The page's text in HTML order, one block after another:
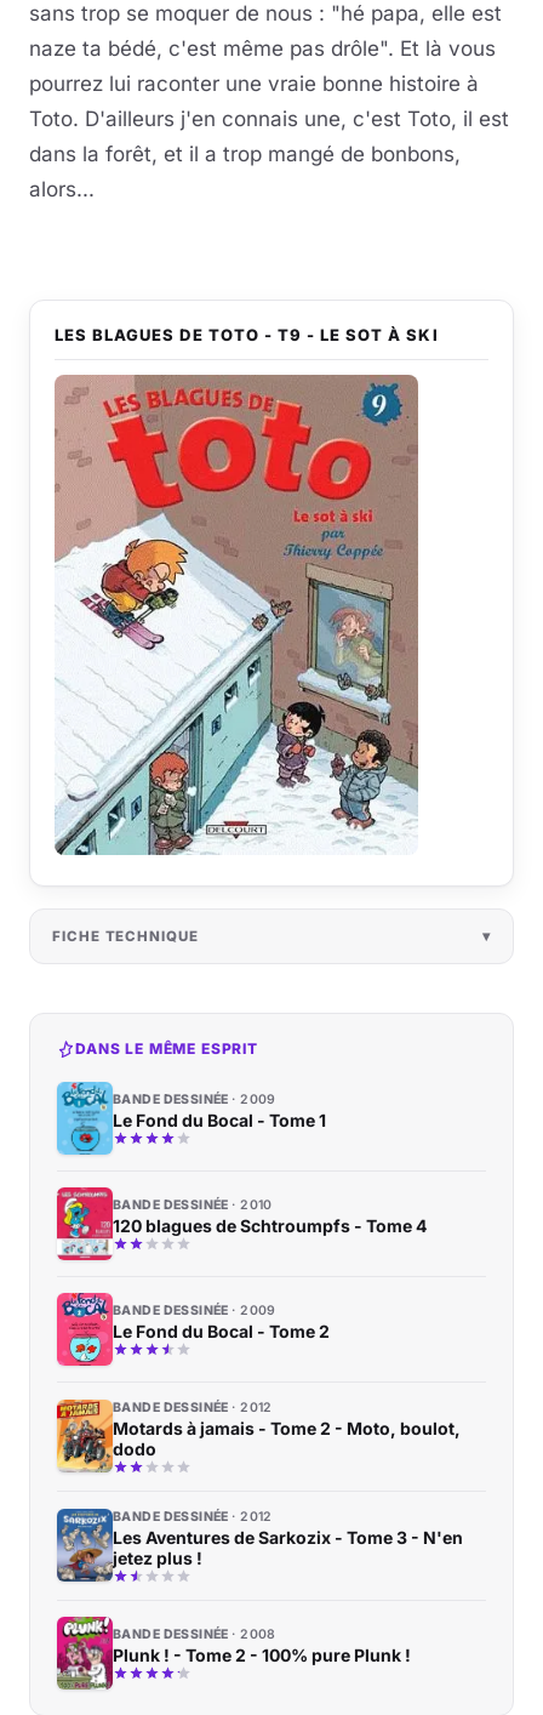
sans trop se moquer de nous : "hé papa, elle est
naze ta bédé, c'est même pas drôle". Et là vous
pourrez lui raconter une vraie bonne histoire à
Toto. D'ailleurs j'en connais une, c'est Toto, il est
dans la forêt, et il a trop mangé de bonbons,
alors...
LES BLAGUES DE TOTO - T9 - LE SOT À SKI
FICHE TECHNIQUE
DANS LE MÊME ESPRIT
BANDE DESSINÉE 2009
Le Fond du Bocal - Tome 1
BANDE DESSINÉE 2010
120 blagues de Schtroumpfs - Tome 4
BANDE DESSINÉE 2009
Le Fond du Bocal - Tome 2
BANDE DESSINÉE 2012
Motards à jamais - Tome 2 - Moto, boulot,
dodo
BANDE DESSINÉE 2012
Les Aventures de Sarkozix - Tome 3 - N'en
jetez plus !
BANDE DESSINÉE 2008
Plunk ! - Tome 2 - 100% pure Plunk !